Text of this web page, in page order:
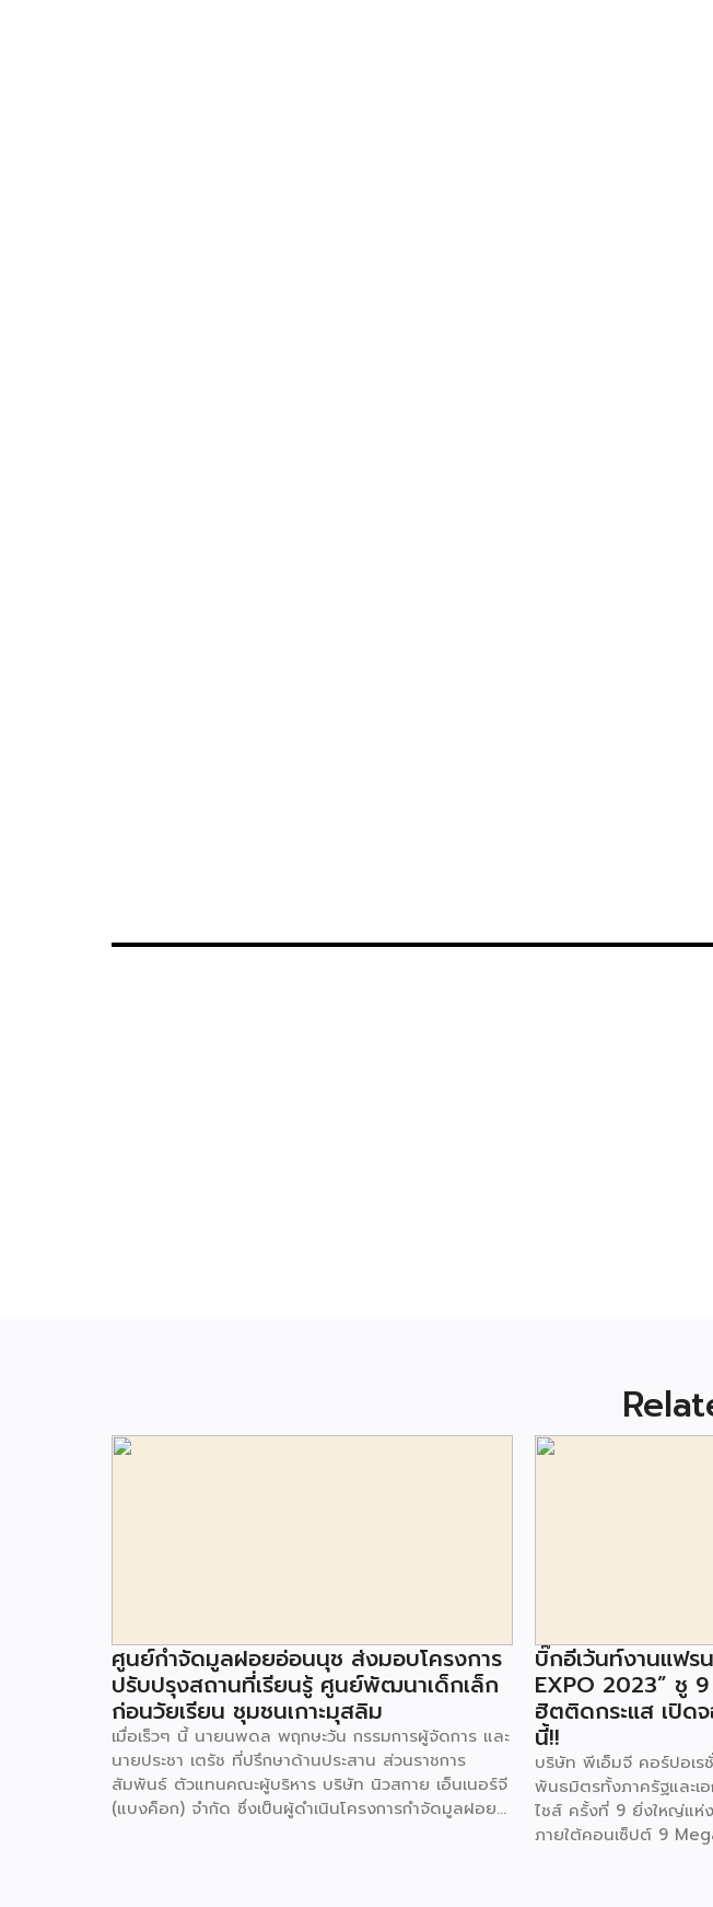
ศูนย์กำจัดมูลฝอยอ่อนนุช ส่งมอบโครงการ
ปรับปรุงสถานที่เรียนรู้ ศูนย์พัฒนาเด็กเล็ก
ก่อนวัยเรียน ชุมชนเกาะมุสลิม
เมื่อเร็วๆ นี้ นายนพดล พฤกษะวัน กรรมการผู้จัดการ และ
นายประชา เตรัช ที่ปรึกษาด้านประสาน ส่วนราชการ
สัมพันธ์ ตัวแทนคณะผู้บริหาร บริษัท นิวสกาย เอ็นเนอร์จี
(แบงค็อก) จํากัด ซึ่งเป็นผู้ดำเนินโครงการกำจัดมูลฝอย
บิ๊กอีเว้นท์งานแฟร
EXPO 2023” ชู
ฮิตติดกระแส เปิด
นี้!!
บริษัท พีเอ็มจี คอร์ปอเ
พันธมิตรทั้งภาครัฐและ
ไชส์ ครั้งที่ 9 ยิ่งใหญ่แห่
ภายใต้คอนเซ็ปต์ 9